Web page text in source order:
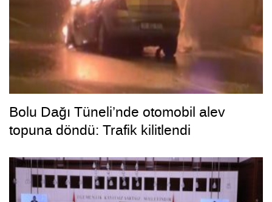
Bolu Dağı Tüneli’nde otomobil alev
topuna döndü: Trafik kilitlendi